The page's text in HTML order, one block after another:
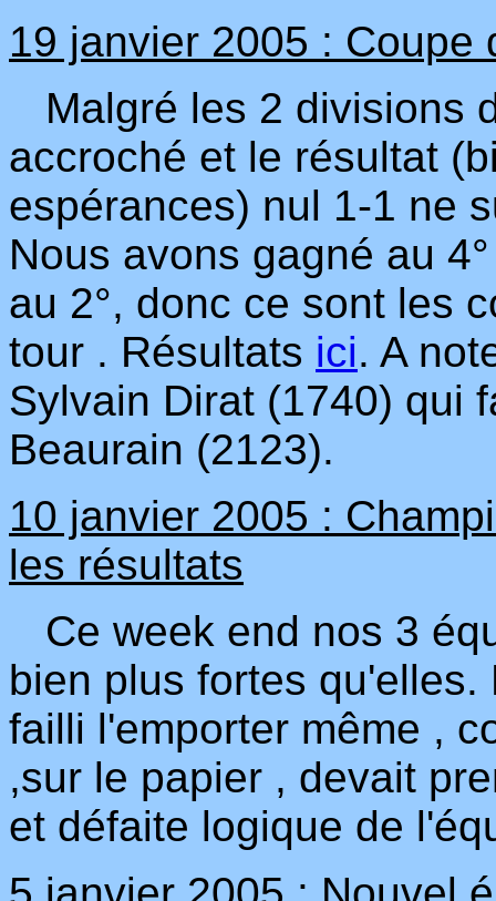
19 janvier 2005 : Coupe
Malgré les 2 divisions
accroché et le résultat
espérances) nul 1-1 ne
Nous avons gagné au
au 2°, donc ce sont les
tour . Résultats ici. A
Sylvain Dirat (1740) qui
Beaurain (2123).
10 janvier 2005 :
les résultats
Ce week end nos 3
bien plus fortes
failli l'emporter même ,
,sur le papier , devait
et défaite logique de